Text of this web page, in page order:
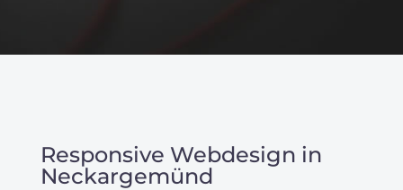
Responsive Webdesign in
Neckargemünd